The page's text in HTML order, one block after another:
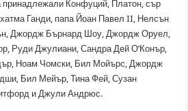
принадлежали Конфуций, Платон, сър
Ганди, папа Йоан Павел II, Нелсън
Джордж Бърнард Шоу, Джордж Оруел,
Руди Джулиани, Сандра Дей О’Конър,
Ноам Чомски, Бил Мойърс, Джордж
Бил Мейър, Тина Фей, Сузан
и Джули Андрюс.